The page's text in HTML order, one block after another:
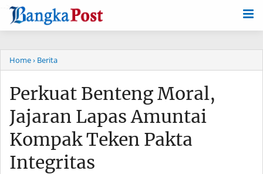
-->
Home› Berita
Perkuat Benteng Moral,
Jajaran Lapas Amuntai
Kompak Teken Pakta
Integritas